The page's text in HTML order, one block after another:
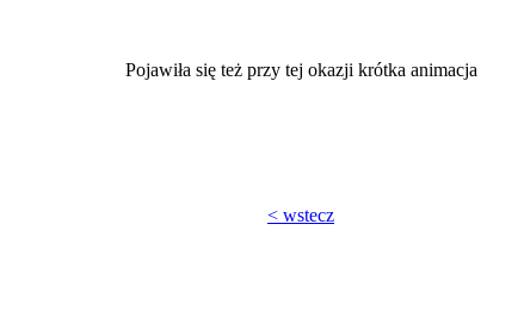
Pojawiła się też przy tej okazji krótka animacja
< wstecz